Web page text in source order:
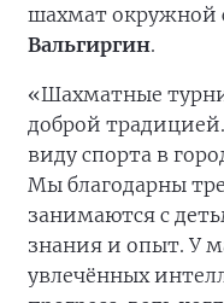
шахмат окружной
Вальгиргин.
«Шахматные
доброй
виду спорта в
Мы благодарны
занимаются с
знания и опыт. У
увлечённых